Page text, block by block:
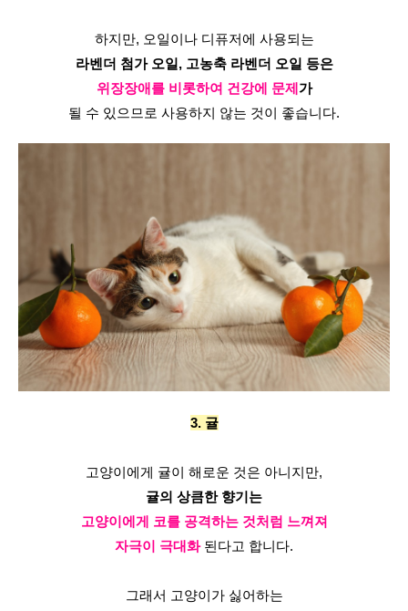
하지만, 오일이나 디퓨저에 사용되는
라벤더 첨가 오일, 고농축 라벤더 오일 등은
위장장애를 비롯하여 건강에 문제가
될 수 있으므로 사용하지 않는 것이 좋습니다.
3. 귤
고양이에게 귤이 해로운 것은 아니지만,
귤의 상큼한 향기는
고양이에게 코를 공격하는 것처럼 느껴져
자극이 극대화 된다고 합니다.
그래서 고양이가 싫어하는